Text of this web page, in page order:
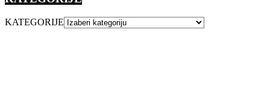
KATEGORIJE